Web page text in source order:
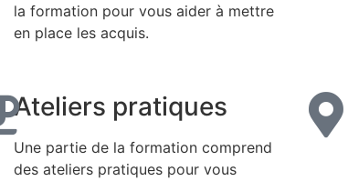
la formation pour vous aider à mettre
en place les acquis.
Ateliers pratiques
Une partie de la formation comprend
des ateliers pratiques pour vous